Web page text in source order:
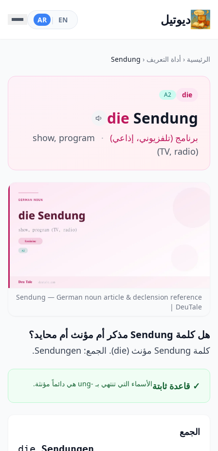
ديوتيل EN
|
AR
الرئيسية ‹ أداة التعريف ‹
Sendung
die
A2
die Sendung
برنامج (تلفزيوني، إذاعي) ·
show, program
(TV, radio)
Sendung — German noun article & declension reference
| DeuTale
هل كلمة Sendung مذكر أم مؤنث أم محايد؟
كلمة Sendung مؤنث (die). الجمع: Sendungen.
✓ قاعدة ثابتةالأسماء التي تنتهي بـ -ung هي دائماً مؤنثة.
الجمع